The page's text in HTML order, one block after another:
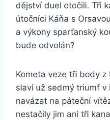
dějství duel otočili. Tři
útočníci Káňa s
a výkony sparťanský
bude odvolán?
Kometa veze tři body z
slaví už sedmý triumf v
navázat na páteční
nestačily jim ani tři